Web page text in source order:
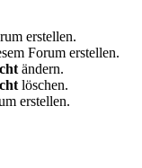
erstellen.
Forum erstellen.
ändern.
löschen.
erstellen.